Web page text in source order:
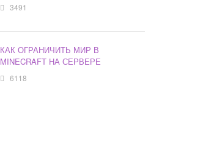
3491
КАК ОГРАНИЧИТЬ МИР В
MINECRAFT НА СЕРВЕРЕ
6118